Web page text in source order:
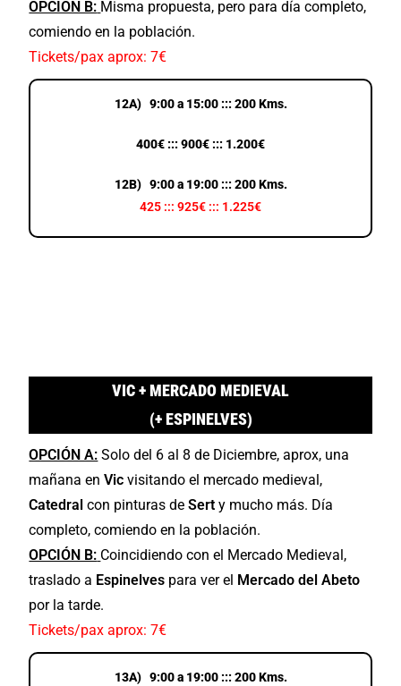
OPCIÓN B: Misma propuesta, pero para día completo,
comiendo en la población.
Tickets/pax aprox: 7€
12A) 9:00 a 15:00 ::: 200 Kms.
400€ ::: 900€ ::: 1.200€
12B) 9:00 a 19:00 ::: 200 Kms.
425 ::: 925€ ::: 1.225€
VIC + MERCADO MEDIEVAL
(+ ESPINELVES)
OPCIÓN A: Solo del 6 al 8 de Diciembre, aprox, una
mañana en Vic visitando el mercado medieval,
Catedral con pinturas deSert y mucho más. Día
completo, comiendo en la población.
OPCIÓN B: Coincidiendo con el Mercado Medieval,
traslado a Espinelves para ver el Mercado del Abeto
por la tarde.
Tickets/pax aprox: 7€
13A) 9:00 a 19:00 ::: 200 Kms.